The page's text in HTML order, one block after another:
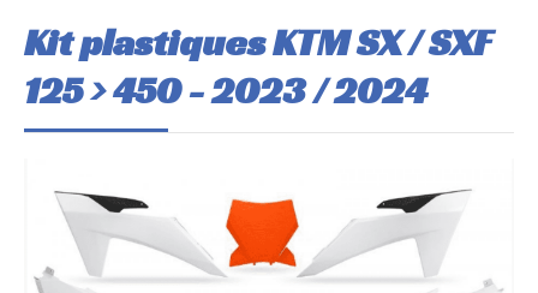
Kit plastiques KTM SX / SXF
125 > 450 - 2023 / 2024